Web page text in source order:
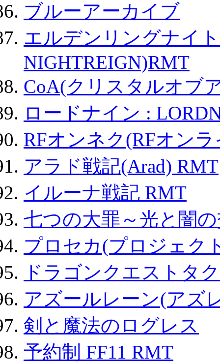
ブルーアーカイブ
エルデンリングナイ
NIGHTREIGN)RMT
CoA(クリスタルオブ
ロードナイン :
RFオンネク(RFオン
アラド戦記(Arad) RMT
イルーナ戦記 RMT
七つの大罪～光と闇
プロセカ(プロジェク
ドラゴンクエストタ
アズールレーン(アズ
剣と魔法のログレス
予約制 FF11 RMT